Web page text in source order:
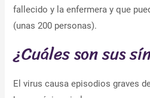
fallecido y la enfermera y que
(unas 200 personas).
¿Cuáles son sus
El virus causa episodios graves